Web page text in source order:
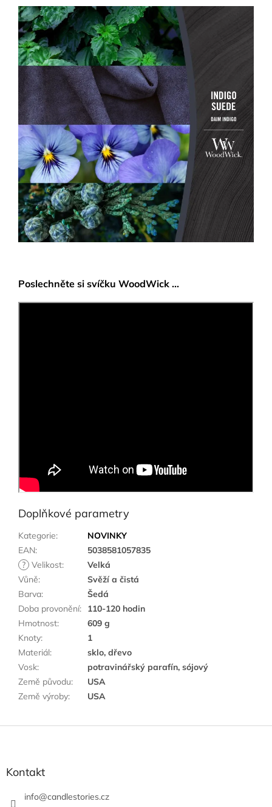
Poslechněte si svíčku WoodWick ...
Doplňkové parametry
Kategorie:
NOVINKY
EAN:
5038581057835
? Velikost:
Velká
Vůně:
Svěží a čistá
Barva:
Šedá
Doba provonění:
110-120 hodin
Hmotnost:
609 g
Knoty:
1
Materiál:
sklo, dřevo
Vosk:
potravinářský parafín, sójový
Země původu:
USA
Země výroby: USA
Kontakt
info@candlestories.cz